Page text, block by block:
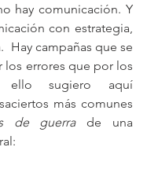
hay comunicación. Y
con estrategia,
Hay campañas que se
los errores que por los
ello sugiero aquí
más comunes
de guerra de una